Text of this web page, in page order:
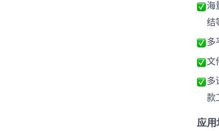
海
结
多
文
多
款
应